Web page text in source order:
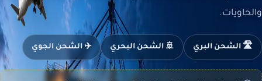
والحاويات.
🛣️ الشحن البري 🚢 الشحن البحري ✈️ الشحن الجوي